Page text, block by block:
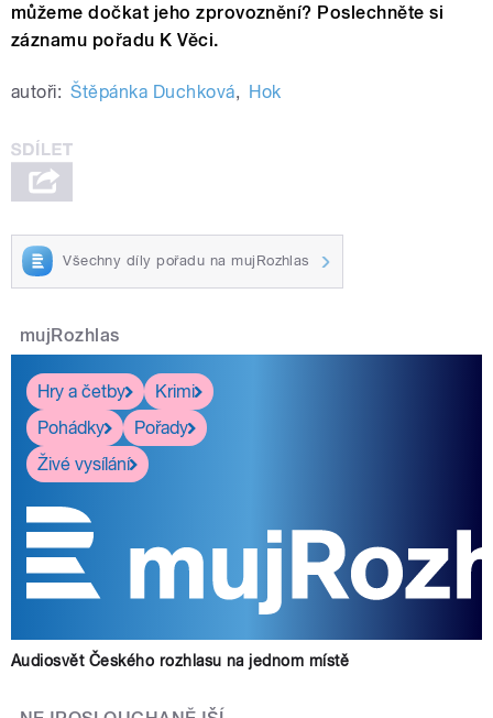
můžeme dočkat jeho zprovoznění? Poslechněte si
záznamu pořadu K Věci.
autoři: Štěpánka Duchková, Hok
Všechny díly pořadu na mujRozhlas
mujRozhlas
Hry a četby
Krimi
Pohádky
Pořady
Živé vysílání
Audiosvět Českého rozhlasu na jednom místě